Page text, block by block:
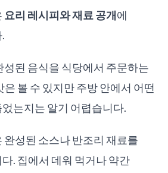
요리 레시피와 재료 공개에
성된 음식을 식당에서 주문하는
볼 수 있지만 주방 안에서 어떤
는지는 알기 어렵습니다.
완성된 소스나 반조리 재료를
. 집에서 데워 먹거나 약간